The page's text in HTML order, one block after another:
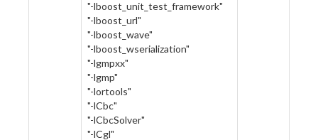
"-lboost_unit_test_framework"
"-lboost_url"
"-lboost_wave"
"-lboost_wserialization"
"-lgmpxx"
"-lgmp"
"-lortools"
"-lCbc"
"-lCbcSolver"
"-lCgl"